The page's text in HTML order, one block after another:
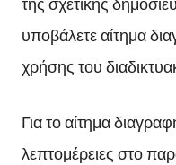
υποβάλετε αίτημα
χρήσης του
Για το αίτημα
λεπτομέρειες στο